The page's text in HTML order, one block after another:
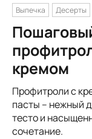
Выпечка
Десерты
кремом
Профитроли с
пасты – нежный
тесто и
сочетание.